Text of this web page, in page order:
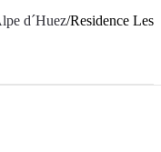
d´Huez/Residence Les